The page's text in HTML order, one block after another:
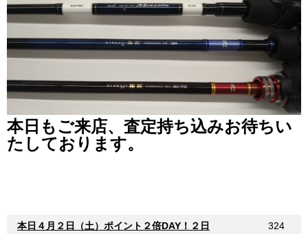
本日もご来店、査定持ち込みお待ちい
たしております。
本日４月２日（土）ポイント２倍DAY！２日
324